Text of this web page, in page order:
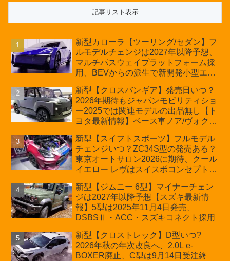
新型カローラ【ツーリング/セダン】フ
ルモデルチェンジは2027年以降予想、
マルチパスウェイプラットフォーム採
用、BEVからの派生で新開発小型エン
の採用は無しか【トヨタ最新情報】60
周年記念車発売
新型【クロスバンギア】発売日いつ？
2026年期待もジャパンモビリティショ
ー2025では関連モデルの出品無し【ト
ヨタ最新情報】ベース車ノア/ヴォクシ
ほか「コア」と「ツール」、デリカ
D:5対抗のクロスオーバーSUVミニバ
ン
新型【スイフトスポーツ】フルモデル
チェンジいつ？ZC34S型の発売ある？
東京オートサロン2026に期待、クール
イエロー レヴはスイスポコンセプト
プが争点【スズキ最新情報】特別仕様
車「ZC33S Final Edition」終了
新型【ジムニー 6型】マイナーチェン
ジは2027年以降予想【スズキ最新情
報】5型は2025年11月4日発売、
DSBSⅡ・ACC・スズキコネクト採用
新型【クロストレック】D型いつ?
2026年秋の年次改良へ、2.0L e-
BOXER廃止、C型は9月14日受注終